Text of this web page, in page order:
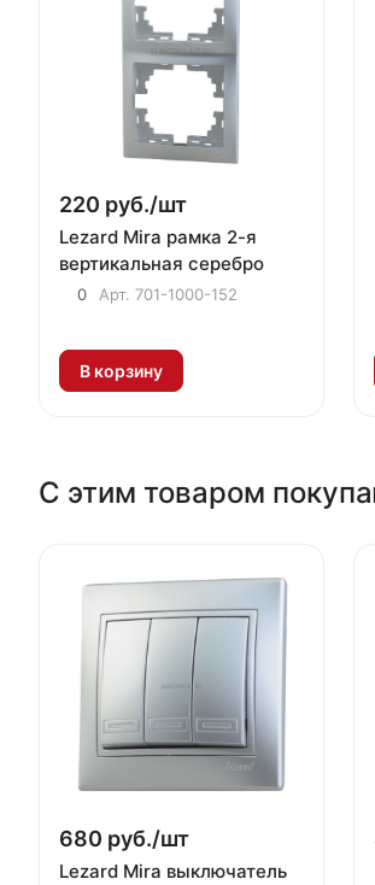
220 руб./шт
Lezard Mira рамка 2-я
вертикальная серебро
0 Арт. 701-1000-152
В корзину
С этим товаром
680 руб./шт
Lezard Mira выключатель